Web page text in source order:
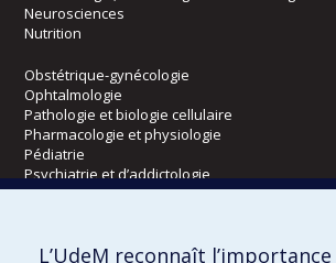
Neurosciences
Nutrition
Obstétrique-gynécologie
Ophtalmologie
Pathologie et biologie cellulaire
Pharmacologie et physiologie
Pédiatrie
Psychiatrie et d’addictologie
Radiologie, radio-oncologie et médecine
L’UdeM reconnaît l’importance